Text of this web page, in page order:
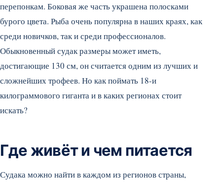
перепонкам. Боковая же часть украшена полосками
бурого цвета. Рыба очень популярна в наших краях, как
среди новичков, так и среди профессионалов.
Обыкновенный судак размеры может иметь,
достигающие 130 см, он считается одним из лучших и
сложнейших трофеев. Но как поймать 18-и
килограммового гиганта и в каких регионах стоит
искать?
Где живёт и чем питается
Судака можно найти в каждом из регионов страны,